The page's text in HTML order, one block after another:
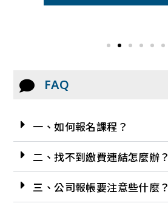
FAQ
一、如何報名課程？
二、找不到繳費連結怎麼辦？
三、公司報帳要注意些什麼？